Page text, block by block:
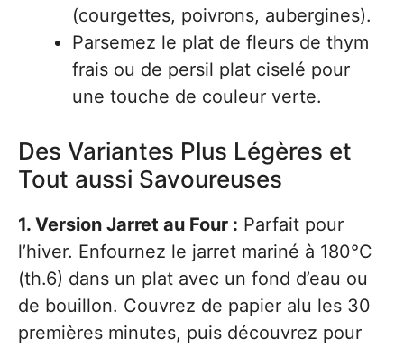
(courgettes, poivrons, aubergines).
Parsemez le plat de fleurs de thym
frais ou de persil plat ciselé pour
une touche de couleur verte.
Des Variantes Plus Légères et
Tout aussi Savoureuses
1. Version Jarret au Four : Parfait pour
l’hiver. Enfournez le jarret mariné à 180°C
(th.6) dans un plat avec un fond d’eau ou
de bouillon. Couvrez de papier alu les 30
premières minutes, puis découvrez pour